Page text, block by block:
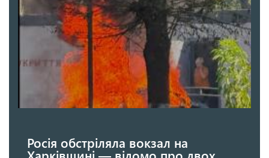
Росія обстріляла вокзал на